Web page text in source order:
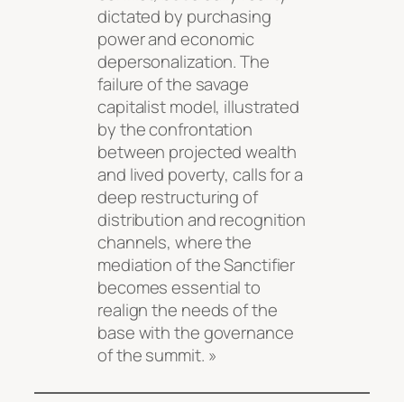
dictated by purchasing
power and economic
depersonalization. The
failure of the savage
capitalist model, illustrated
by the confrontation
between projected wealth
and lived poverty, calls for a
deep restructuring of
distribution and recognition
channels, where the
mediation of the Sanctifier
becomes essential to
realign the needs of the
base with the governance
of the summit. »